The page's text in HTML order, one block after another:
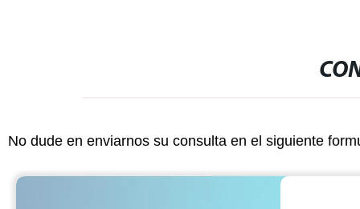
No dude en enviarnos su consulta en el siguiente